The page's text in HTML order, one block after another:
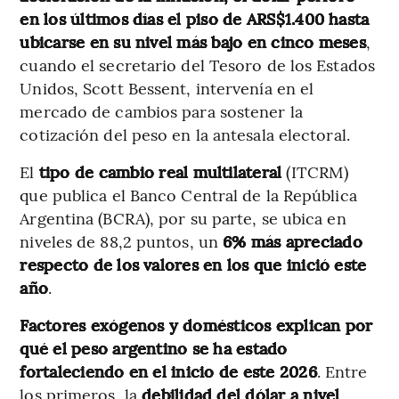
en los últimos días el piso de ARS$1.400 hasta
ubicarse en su nivel más bajo en cinco meses,
cuando el secretario del Tesoro de los Estados
Unidos, Scott Bessent, intervenía en el
mercado de cambios para sostener la
cotización del peso en la antesala electoral.
El tipo de cambio real multilateral(ITCRM)
que publica el Banco Central de la República
Argentina (BCRA), por su parte, se ubica en
niveles de 88,2 puntos, un 6% más apreciado
respecto de los valores en los que inició este
año.
Factores exógenos y domésticos explican por
qué el peso argentino se ha estado
fortaleciendo en el inicio de este 2026. Entre
los primeros, ladebilidad del dólar a nivel